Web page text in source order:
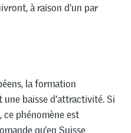
à raison d’un par
la formation
baisse d’attractivité. Si
ce phénomène est
qu’en Suisse